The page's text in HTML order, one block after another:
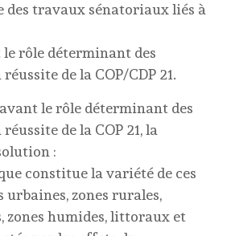
des travaux sénatoriaux liés à
rôle déterminant des
de la COP/CDP 21.
le rôle déterminant des
de la COP 21, la
:
constitue la variété de ces
zones rurales,
zones humides, littoraux et